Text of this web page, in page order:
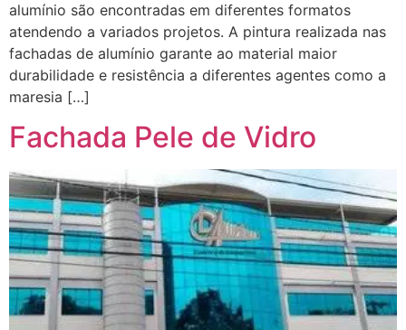
alumínio são encontradas em diferentes formatos
atendendo a variados projetos. A pintura realizada nas
fachadas de alumínio garante ao material maior
durabilidade e resistência a diferentes agentes como a
maresia […]
Fachada Pele de Vidro